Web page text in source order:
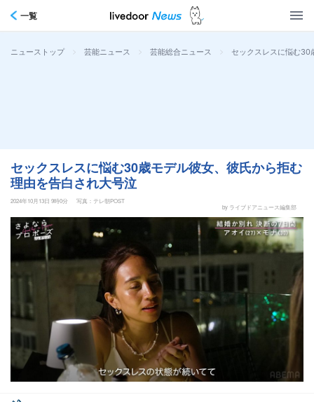
一覧
ニューストップ > 芸能ニュース > 芸能総合ニュース > セックスレスに悩む30
セックスレスに悩む30歳モデル彼女、彼氏から拒む
理由を告白され大号泣
2024年10月13日 9時0分
写真：テレ朝POST
by ライブドアニュース編集部